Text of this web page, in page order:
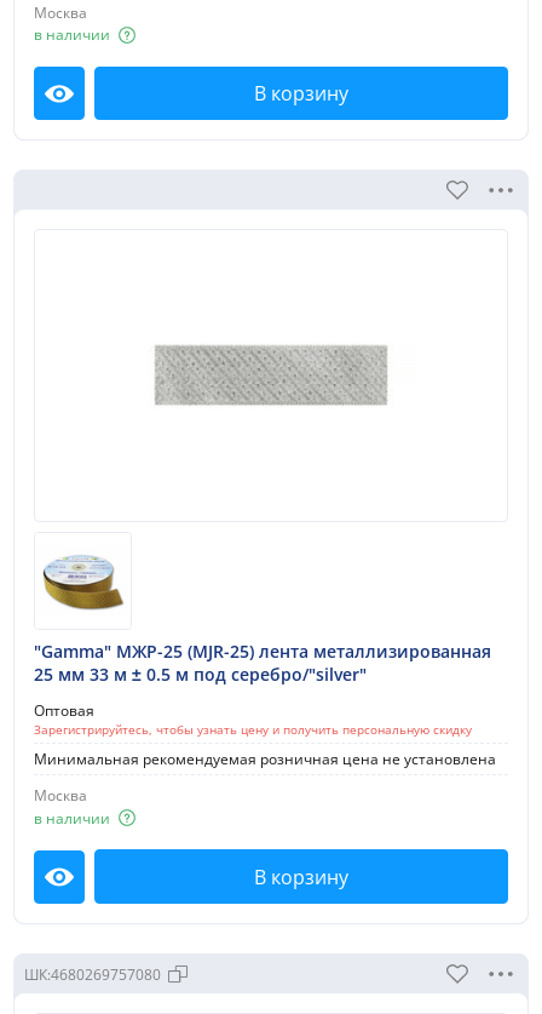
Москва
в наличии
Посмотреть В корзину
"Gamma" МЖР-25 (MJR-25) лента металлизированная
25 мм 33 м ± 0.5 м под серебро/"silver"
Оптовая
Зарегистрируйтесь, чтобы узнать цену и получить персональную скидку
Минимальная рекомендуемая розничная цена не установлена
Москва
в наличии
Посмотреть В корзину
ШК:4680269757080